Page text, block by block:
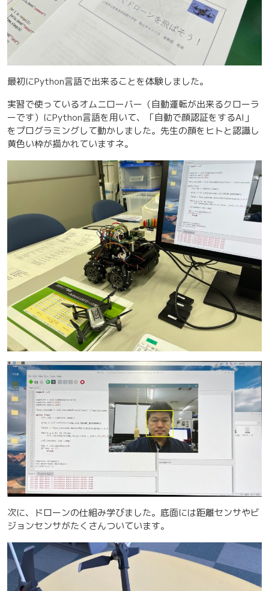
最初にPython言語で出来ることを体験しました。
実習で使っているオムニローバー（自動運転が出来るクローラ
ーです）にPython言語を用いて、「自動で顔認証をするAI」
をプログラミングして動かしました。先生の顔をヒトと認識し
黄色い枠が描かれていますネ。
次に、ドローンの仕組み学びました。底面には距離センサやビ
ジョンセンサがたくさんついています。